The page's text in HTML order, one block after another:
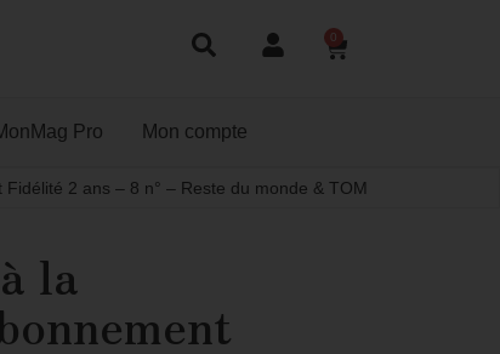
0
Pro Mon compte
2 ans – 8 n° – Reste du monde & TOM
la